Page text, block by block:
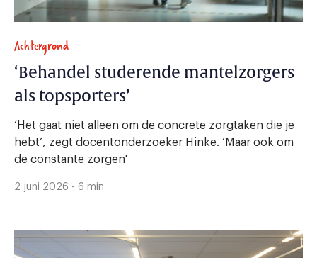
Achtergrond
‘Behandel studerende mantelzorgers
als topsporters’
‘Het gaat niet alleen om de concrete zorgtaken die je
hebt’, zegt docentonderzoeker Hinke. ‘Maar ook om
de constante zorgen'
2 juni 2026 - 6 min.